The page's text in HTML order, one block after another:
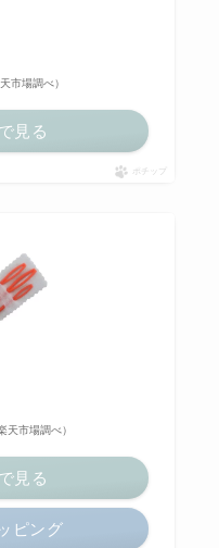
市場調べ）
見る
ポチップ
天市場調べ）
見る
ピング